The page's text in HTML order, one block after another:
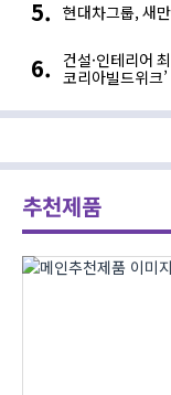
현대차그룹, 새
건설·인테리어
코리아빌드위크’
추천제품